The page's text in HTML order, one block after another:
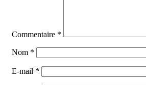
Commentaire *
Nom *
E-mail *